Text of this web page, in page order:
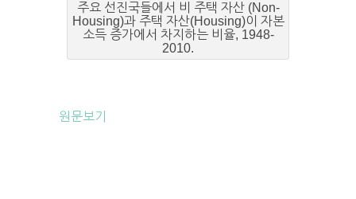
주요 선진국들에서 비 주택 자산 (Non-
Housing)과 주택 자산(Housing)이 자본
소득 증가에서 차지하는 비율, 1948-
2010.
원문보기